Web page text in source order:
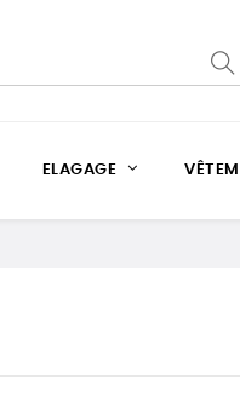
ELAGAGE